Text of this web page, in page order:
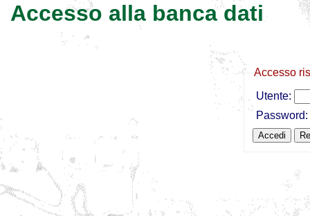
Accesso alla banca dati
Accesso
Utente:
Password: